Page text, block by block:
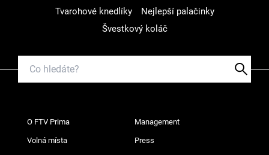
Tvarohové knedlíky
Nejlepší palačinky
Švestkový koláč
O FTV Prima Management
Volná místa Press